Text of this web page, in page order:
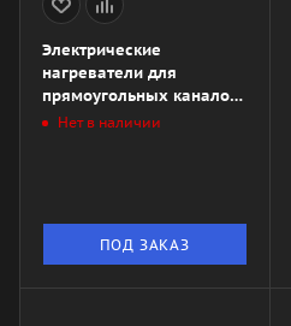
Электрические
нагреватели для
прямоугольных каналов
ZES 800х500-30
Нет в наличии
ПОД ЗАКАЗ